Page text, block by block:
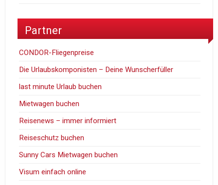
Partner
CONDOR-Fliegenpreise
Die Urlaubskomponisten – Deine Wunscherfüller
last minute Urlaub buchen
Mietwagen buchen
Reisenews – immer informiert
Reiseschutz buchen
Sunny Cars Mietwagen buchen
Visum einfach online